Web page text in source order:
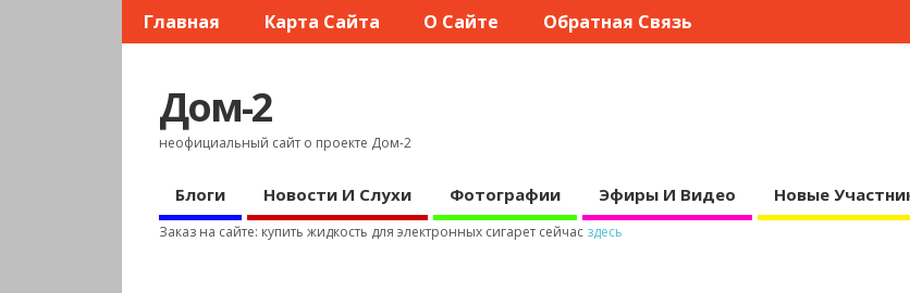
Главная Карта Сайта О Сайте Обратная Связь
Дом-2
неофициальный сайт о проекте Дом-2
Блоги Новости И Слухи Фотографии Эфиры И Видео Новые
Заказ на сайте: купить жидкость для электронных сигарет сейчас здесь